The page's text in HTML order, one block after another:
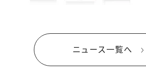
ニュース一覧へ